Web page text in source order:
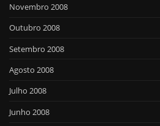
Novembro 2008
Outubro 2008
Setembro 2008
Agosto 2008
Julho 2008
Junho 2008